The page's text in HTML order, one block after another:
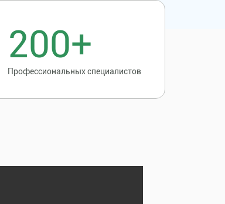
200+
Профессиональных специалистов